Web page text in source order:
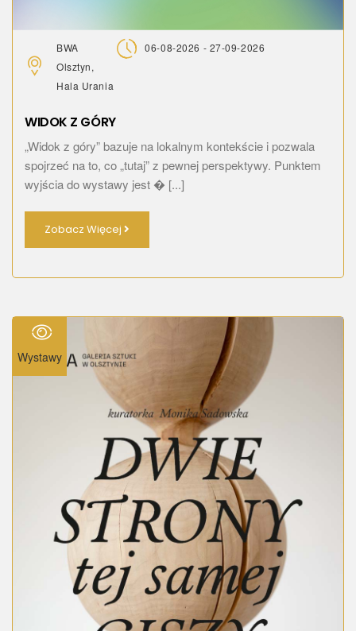
BWA
Olsztyn,
Hala Urania
06-08-2026 - 27-09-2026
WIDOK Z GÓRY
„Widok z góry” bazuje na lokalnym kontekście i pozwala
spojrzeć na to, co „tutaj” z pewnej perspektywy. Punktem
wyjścia do wystawy jest � [...]
Zobacz Więcej
Wystawy